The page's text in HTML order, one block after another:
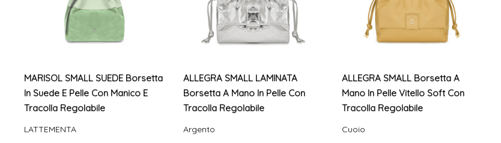
MARISOL SMALL SUEDE Borsetta
In Suede E Pelle Con Manico E
Tracolla Regolabile
LATTEMENTA
ALLEGRA SMALL LAMINATA
Borsetta A Mano In Pelle Con
Tracolla Regolabile
Argento
ALLEGRA SMALL Borsetta A
Mano In Pelle Vitello Soft Con
Tracolla Regolabile
Cuoio